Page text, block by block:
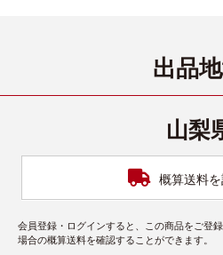
出品
山梨
概算送料
会員登録・ログインすると、この商品をご登
場合の概算送料を確認することができます。